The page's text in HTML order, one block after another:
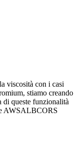
viscosità con i casi
stiamo creando
di queste funzionalità
AWSALBCORS